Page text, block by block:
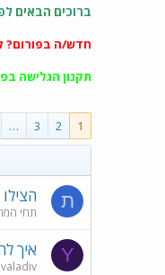
ברוכים הבאים
חדש/ה בפורום?
תקנון הגלישה
1
2
3
…
ת הצילו
תחי
Y איך